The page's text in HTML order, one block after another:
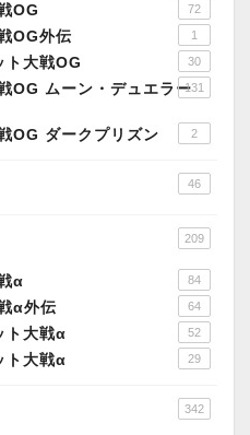
OG 72
OG外伝 1
ト大戦OG 30
OG ムーン・デュエラー131
OG ダークプリズン 2
46
209
α 84
α外伝 64
ト大戦α 52
ト大戦α 29
342